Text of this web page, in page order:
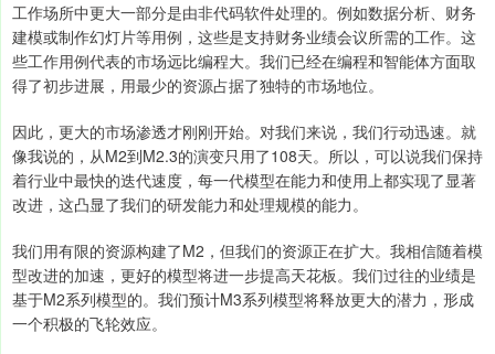
工作场所中更大一部分是由非代码软件处理的。例如数据分析、财务
建模或制作幻灯片等用例，这些是支持财务业绩会议所需的工作。这
些工作用例代表的市场远比编程大。我们已经在编程和智能体方面取
得了初步进展，用最少的资源占据了独特的市场地位。
因此，更大的市场渗透才刚刚开始。对我们来说，我们行动迅速。就
像我说的，从M2到M2.3的演变只用了108天。所以，可以说我们保持
着行业中最快的迭代速度，每一代模型在能力和使用上都实现了显著
改进，这凸显了我们的研发能力和处理规模的能力。
我们用有限的资源构建了M2，但我们的资源正在扩大。我相信随着模
型改进的加速，更好的模型将进一步提高天花板。我们过往的业绩是
基于M2系列模型的。我们预计M3系列模型将释放更大的潜力，形成
一个积极的飞轮效应。